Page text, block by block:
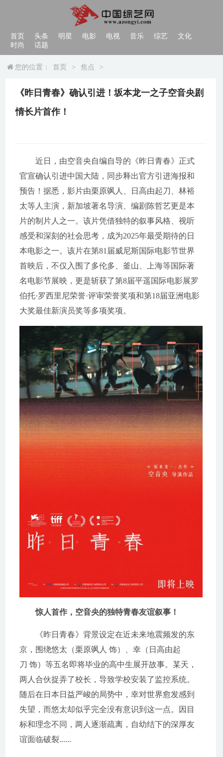
首页 头条 明星 电影 电视 音乐 综艺
文化
时尚
话题
您的位置： 首页 > 焦点 >
《昨日青春》确认引进！坂本龙一之子空音央剧
情长片首作！
近日，由空音央自编自导的《昨日青春》正式
官宣确认引进中国大陆，同步释出官方引进海报和
预告！据悉，影片由栗原飒人、日高由起刀、林裕
太等人主演，新加坡著名导演、编剧陈哲艺更是本
片的制片人之一。该片凭借独特的叙事风格、视听
感受和深刻的社会思考，成为2025年最受期待的日
本电影之一。该片在第81届威尼斯国际电影节世界
首映后，不仅入围了多伦多、釜山、上海等国际著
名电影节展映，更是斩获了第8届平遥国际电影展罗
伯托·罗西里尼荣誉·评审荣誉奖项和第18届亚洲电影
大奖最佳新演员奖等多项奖项。
惊人首作，空音央的独特青春友谊叙事！
《昨日青春》背景设定在近未来地震频发的东
京，围绕悠太（栗原飒人 饰）、幸（日高由起
刀 饰）等五名即将毕业的高中生展开故事。某天，
两人合伙捉弄了校长，导致学校安装了监控系统。
随后在日本日益严峻的局势中，幸对世界愈发感到
失望，而悠太却似乎完全没有意识到这一点。因目
标和理念不同，两人逐渐疏离，自幼结下的深厚友
谊面临破裂......